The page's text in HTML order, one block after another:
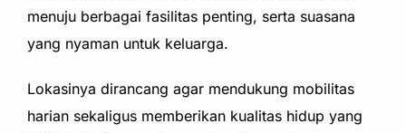
menuju berbagai fasilitas penting, serta suasana
yang nyaman untuk keluarga.
Lokasinya dirancang agar mendukung mobilitas
harian sekaligus memberikan kualitas hidup yang